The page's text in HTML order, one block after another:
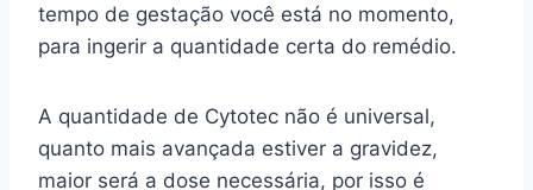
tempo de gestação você está no momento,
para ingerir a quantidade certa do remédio.
A quantidade de Cytotec não é universal,
quanto mais avançada estiver a gravidez,
maior será a dose necessária, por isso é